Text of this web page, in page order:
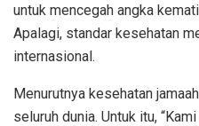
untuk mencegah angka
Apalagi, standar kesehatan
internasional.
Menurutnya kesehatan
seluruh dunia. Untuk itu,